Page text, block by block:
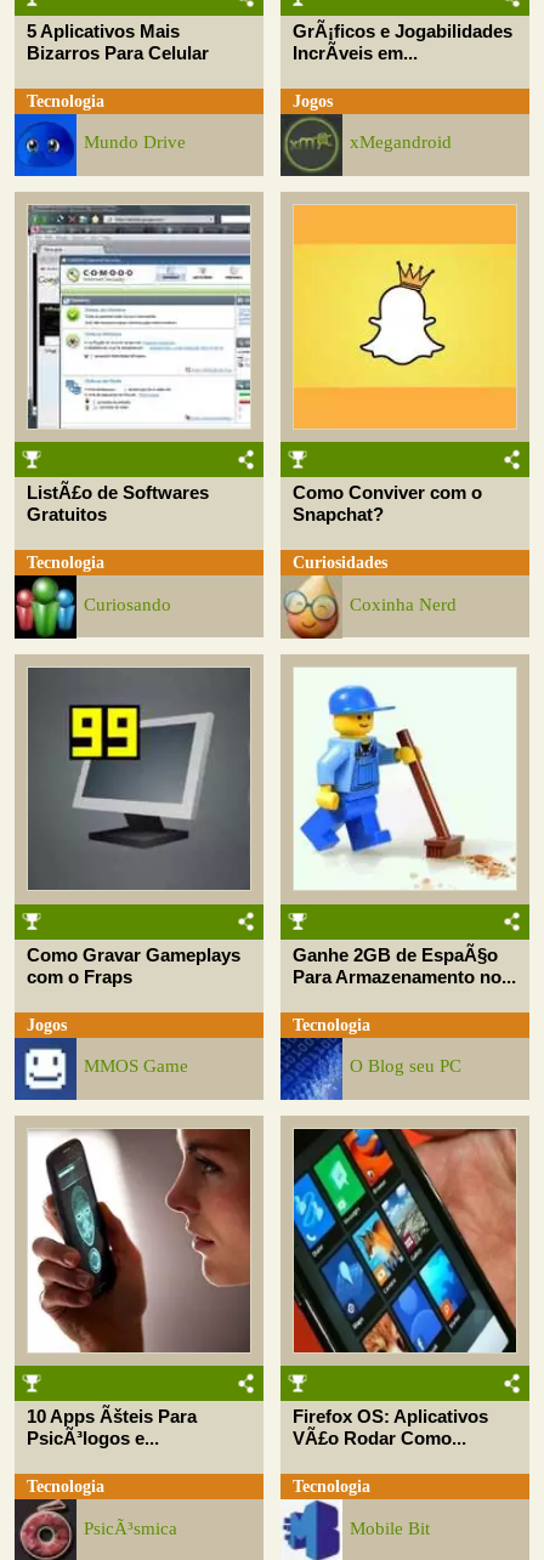
5 Aplicativos Mais
Bizarros Para Celular
Tecnologia
Mundo Drive
GrÃ¡ficos e Jogabilidades
IncrÃ­veis em...
Jogos
xMegandroid
ListÃ£o de Softwares
Gratuitos
Tecnologia
Curiosando
Como Conviver com o
Snapchat?
Curiosidades
Coxinha Nerd
Como Gravar Gameplays
com o Fraps
Jogos
MMOS Game
Ganhe 2GB de EspaÃ§o
Para Armazenamento no...
Tecnologia
O Blog seu PC
10 Apps Ãšteis Para
PsicÃ³logos e...
Tecnologia
PsicÃ³smica
Firefox OS: Aplicativos
VÃ£o Rodar Como...
Tecnologia
Mobile Bit